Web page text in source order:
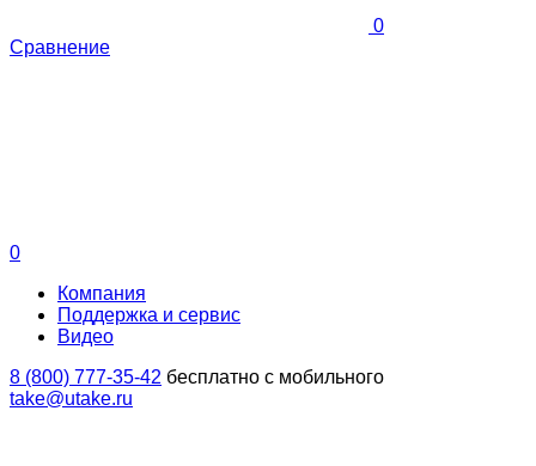
0
Сравнение
0
Компания
Поддержка и сервис
Видео
8 (800) 777-35-42 бесплатно с мобильного
take@utake.ru